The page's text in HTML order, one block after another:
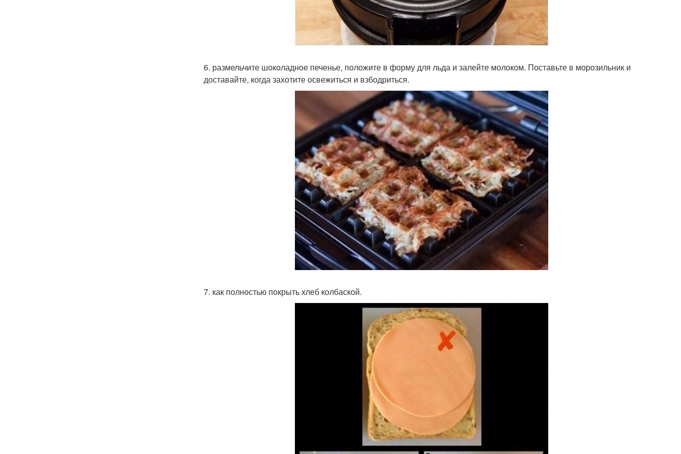
6. размельчите шоколадное печенье, положите в форму для льда и залейте молоком. Поставьте в морозильник и
доставайте, когда захотите освежиться и взбодриться.
7. как полностью покрыть хлеб колбаской.